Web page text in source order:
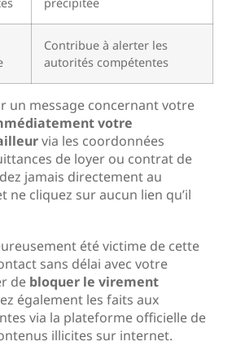
Contribue à alerter les
autorités compétentes
un message concernant votre
votre
via les coordonnées
de loyer ou contrat de
jamais directement au
ne cliquez sur aucun lien qu’il
été victime de cette
sans délai avec votre
de bloquer le virement
également les faits aux
via la plateforme officielle de
illicites sur internet.